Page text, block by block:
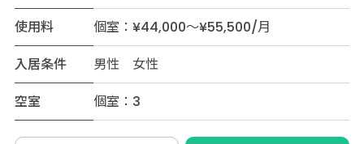
使用料
個室：¥44,000～¥55,500/月
入居条件
男性 女性
空室
個室：3